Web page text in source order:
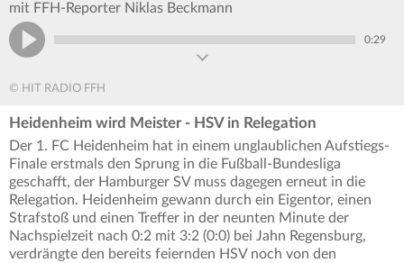
mit FFH-Reporter Niklas Beckmann
0:29
© HIT RADIO FFH
Heidenheim wird Meister - HSV in Relegation
Der 1. FC Heidenheim hat in einem unglaublichen Aufstiegs-
Finale erstmals den Sprung in die Fußball-Bundesliga
geschafft, der Hamburger SV muss dagegen erneut in die
Relegation. Heidenheim gewann durch ein Eigentor, einen
Strafstoß und einen Treffer in der neunten Minute der
Nachspielzeit nach 0:2 mit 3:2 (0:0) bei Jahn Regensburg,
verdrängte den bereits feiernden HSV noch von den